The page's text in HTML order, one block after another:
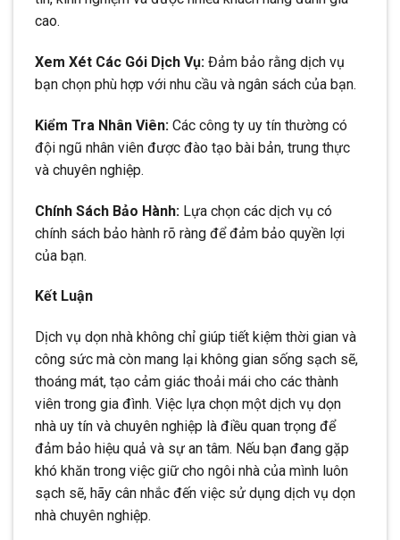
cao.
Xem Xét Các Gói Dịch Vụ: Đảm bảo rằng dịch vụ
bạn chọn phù hợp với nhu cầu và ngân sách của bạn.
Kiểm Tra Nhân Viên: Các công ty uy tín thường có
đội ngũ nhân viên được đào tạo bài bản, trung thực
và chuyên nghiệp.
Chính Sách Bảo Hành: Lựa chọn các dịch vụ có
chính sách bảo hành rõ ràng để đảm bảo quyền lợi
của bạn.
Kết Luận
Dịch vụ dọn nhà không chỉ giúp tiết kiệm thời gian và
công sức mà còn mang lại không gian sống sạch sẽ,
thoáng mát, tạo cảm giác thoải mái cho các thành
viên trong gia đình. Việc lựa chọn một dịch vụ dọn
nhà uy tín và chuyên nghiệp là điều quan trọng để
đảm bảo hiệu quả và sự an tâm. Nếu bạn đang gặp
khó khăn trong việc giữ cho ngôi nhà của mình luôn
sạch sẽ, hãy cân nhắc đến việc sử dụng dịch vụ dọn
nhà chuyên nghiệp.